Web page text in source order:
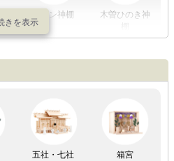
～3万円
以上
モダン神棚
木曽ひのき神
五社・七社 箱宮